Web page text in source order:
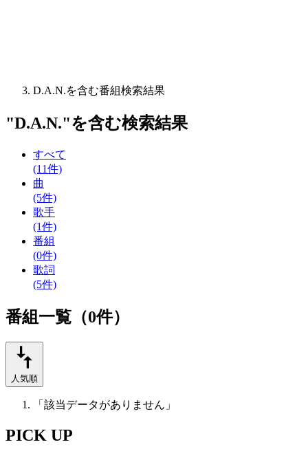
D.A.N.を含む番組検索結果
"D.A.N."を含む検索結果
すべて
(11件)
曲
(5件)
歌手
(1件)
番組
(0件)
歌詞
(5件)
番組一覧（0件）
人気順
「該当データがありません」
PICK UP